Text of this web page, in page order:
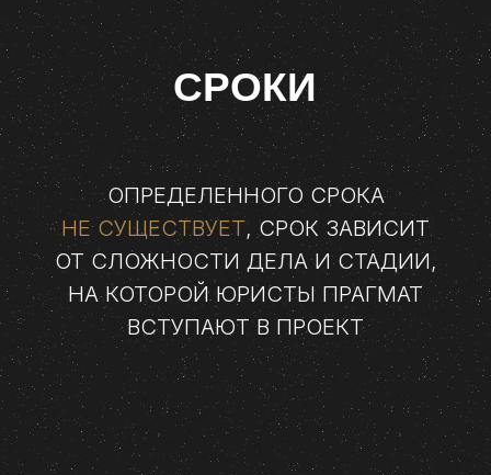
СРОКИ
ОПРЕДЕЛЕННОГО СРОКА
НЕ СУЩЕСТВУЕТ, СРОК ЗАВИСИТ
ОТ СЛОЖНОСТИ ДЕЛА И СТАДИИ,
НА КОТОРОЙ ЮРИСТЫ ПРАГМАТ
ВСТУПАЮТ В ПРОЕКТ